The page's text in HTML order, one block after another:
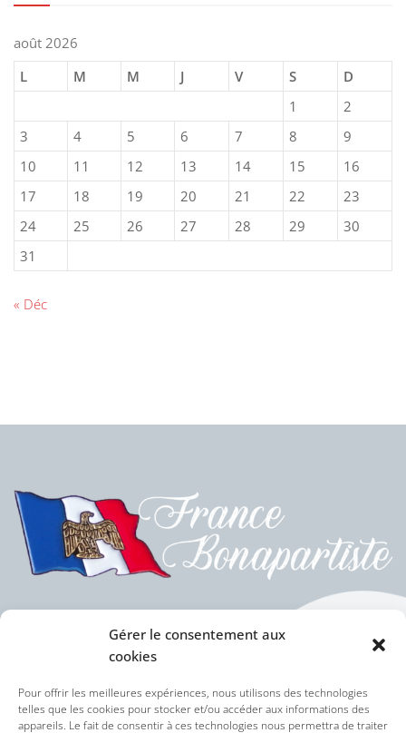
Gérer le consentement aux
cookies
Pour offrir les meilleures expériences, nous utilisons des technologies
telles que les cookies pour stocker et/ou accéder aux informations des
appareils. Le fait de consentir à ces technologies nous permettra de traiter
août 2026
L
M M J V S
D
1
2
3
4 5 6 7 8
9
10
11 12 13 14 15
16
17
18 19 20 21 22
23
24
25 26 27 28 29
30
31
« Déc
Politique des cookies (UE)